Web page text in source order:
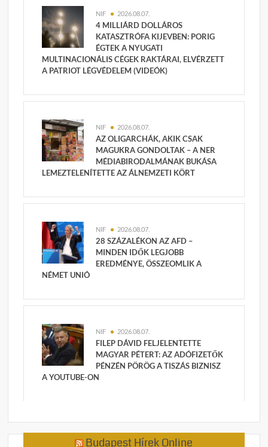
NIF 2026.08.07.
4 MILLIÁRD DOLLÁROS
KATASZTRÓFA KIJEVBEN: PORIG
ÉGTEK A NYUGATI
MULTINACIONÁLIS CÉGEK RAKTÁRAI, ELVÉRZETT
A PATRIOT LÉGVÉDELEM (VIDEÓK)
NIF 2026.08.07.
AZ OLIGARCHÁK, AKIK CSAK
MAGUKRA GONDOLTAK – A NER
MÉDIABIRODALMÁNAK BUKÁSA
LEMEZTELENÍTETTE AZ ÁLNEMZETI KÖRT
NIF 2026.08.07.
28 SZÁZALÉKON AZ AFD –
MINDEN IDŐK LEGJOBB
EREDMÉNYE, ÖSSZEOMLIK A
NÉMET UNIÓ
NIF 2026.08.07.
FILEP DÁVID FELJELENTETTE
MAGYAR PÉTERT: AZ ADÓFIZETŐK
PÉNZÉN PÖRÖG A TISZÁS BIZNISZ
A YOUTUBE-ON
Budapest Hírek Online